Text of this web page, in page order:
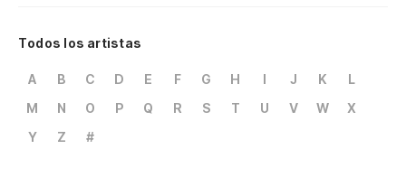
Todos los artistas
A B C D E F G H I J K
L
M
N O P Q R S T U V W
X
Y
Z #